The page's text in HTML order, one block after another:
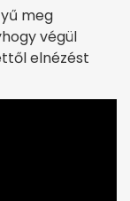
meg
végül
elnézést